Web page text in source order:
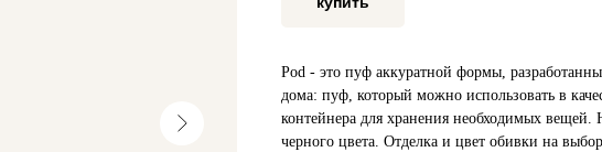
Pod - это пуф аккуратной формы,
дома: пуф, который можно использовать в
контейнера для хранения необходимых вещей.
черного цвета. Отделка и цвет обивки на